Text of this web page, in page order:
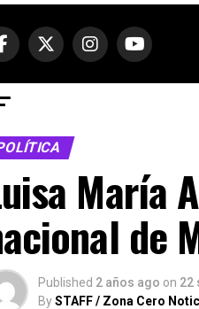
María
de
Published 2 años ago on 22
BySTAFF / Zona Cero